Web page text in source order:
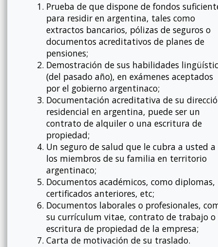
Prueba de que dispone de fondos
para residir en argentina, tales como
extractos bancarios, pólizas de seguros o
documentos acreditativos de planes de
pensiones;
Demostración de sus habilidades
(del pasado año), en exámenes aceptados
por el gobierno argentinaco;
Documentación acreditativa de su
residencial en argentina, puede ser un
contrato de alquiler o una escritura de
propiedad;
Un seguro de salud que le cubra a usted a
los miembros de su familia en territorio
argentinaco;
Documentos académicos, como diplomas,
certificados anteriores, etc;
Documentos laborales o profesionales,
su currículum vitae, contrato de trabajo o
escritura de propiedad de la empresa;
Carta de motivación de su traslado.